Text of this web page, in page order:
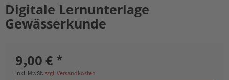
Digitale Lernunterlage
Gewässerkunde
9,00 € *
inkl. MwSt. zzgl. Versandkosten